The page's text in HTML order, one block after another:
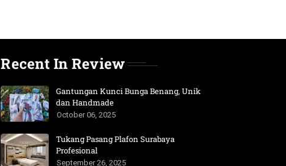
Recent In Review
Gantungan Kunci Bunga Benang, Unik
dan Handmade
October 06, 2025
Tukang Pasang Plafon Surabaya
Profesional
September 26, 2025